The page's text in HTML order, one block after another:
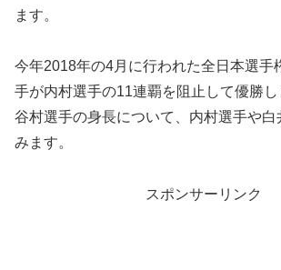
ます。
今年2018年の4月に行われた全日本選手
手が内村選手の11連覇を阻止して優勝
谷村選手の身長について、内村選手や白
みます。
スポンサーリンク